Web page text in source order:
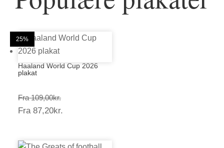
20%
Haaland World Cup 2026
plakat
Fra 109,00kr.Prisinterval:
109,00kr.
Fra 87,20kr.
20%
25%
25%
25%
25%
25%
25%
20%
25%
25%
25%